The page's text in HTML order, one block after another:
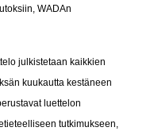
WADAn
julkistetaan kaikkien
kuukautta kestäneen
luettelon
tutkimukseen,